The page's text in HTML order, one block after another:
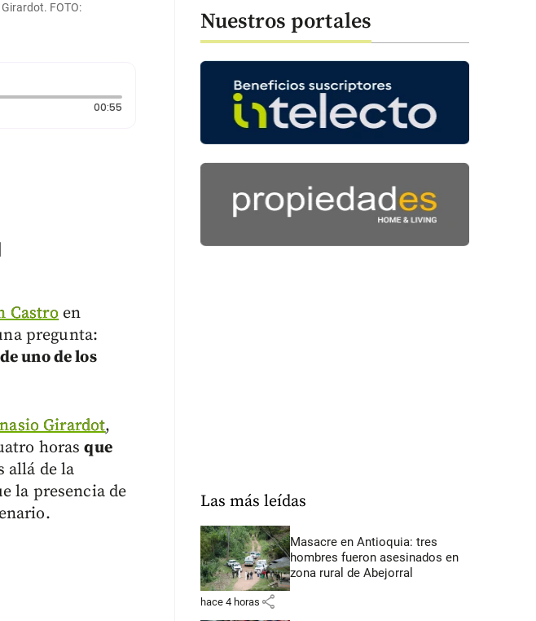
FOTO:
00:55Duración: 55 segundos
Castroen
pregunta:
uno de los
Girardot,
horasque
allá de la
la presencia de
Nuestros portales
Las más leídas
Masacre en Antioquia: tres
hombres fueron asesinados en
zona rural de Abejorral
hace 4 horas share